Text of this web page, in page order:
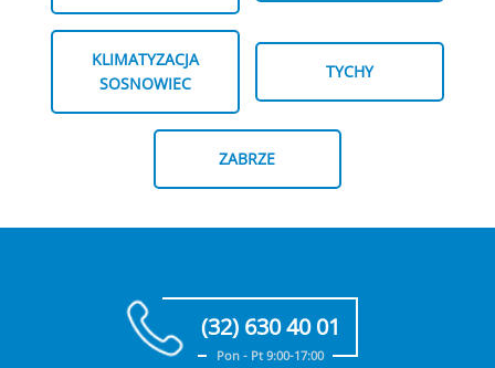
KLIMATYZACJA
SOSNOWIEC
TYCHY
ZABRZE
(32) 630 40 01
Pon - Pt 9:00-17:00